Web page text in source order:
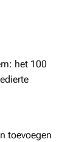
het 100
toevoegen